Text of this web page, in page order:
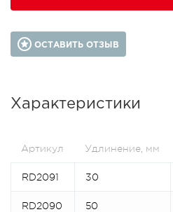
ОСТАВИТЬ ОТЗЫВ
Характеристики
Артикул Удлинение, мм
RD2091 30
RD2090 50